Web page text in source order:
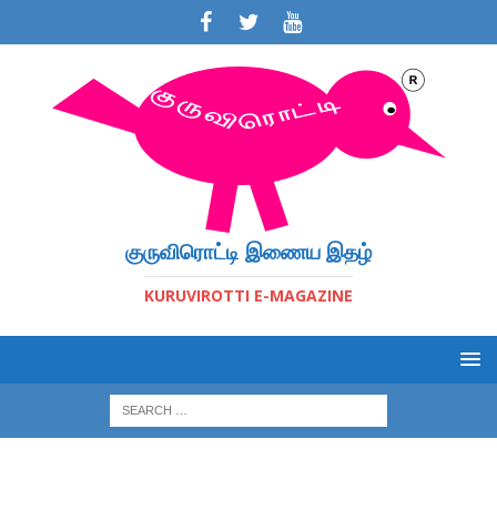
குருவிரொட்டி இணைய இதழ்
KURUVIROTTI E-MAGAZINE